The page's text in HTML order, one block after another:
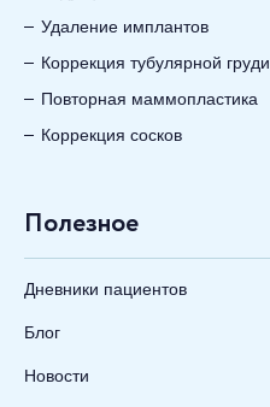
Удаление имплантов
Коррекция тубулярной груди
Повторная маммопластика
Коррекция сосков
Полезное
Дневники пациентов
Блог
Новости